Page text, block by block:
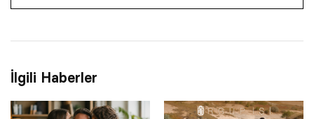
İlgili Haberler